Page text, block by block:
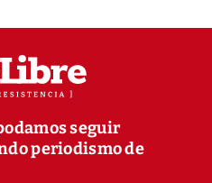
seguir
periodismo de